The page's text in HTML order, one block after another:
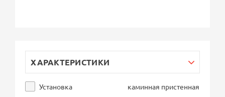
ХАРАКТЕРИСТИКИ
Установка
каминная пристенная